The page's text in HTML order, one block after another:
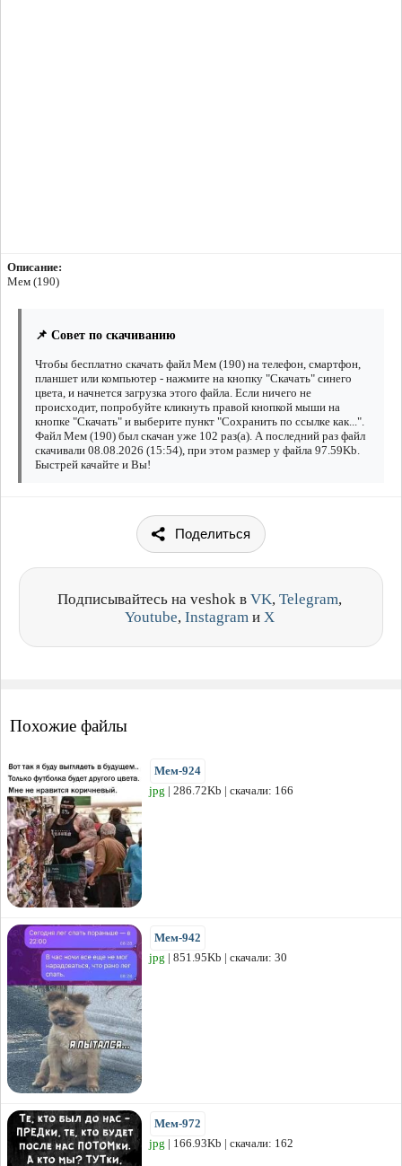
Описание:
Мем (190)
📌 Совет по скачиванию
Чтобы бесплатно скачать файл Мем (190) на телефон, смартфон,
планшет или компьютер - нажмите на кнопку "Скачать" синего
цвета, и начнется загрузка этого файла. Если ничего не
происходит, попробуйте кликнуть правой кнопкой мыши на
кнопке "Скачать" и выберите пункт "Сохранить по ссылке как...".
Файл Мем (190) был скачан уже 102 раз(а). А последний раз файл
скачивали 08.08.2026 (15:54), при этом размер у файла 97.59Kb.
Быстрей качайте и Вы!
Поделиться
Подписывайтесь на veshok в VK, Telegram,
Youtube, Instagram и X
Похожие файлы
Мем-924
jpg | 286.72Kb | скачали: 166
Мем-942
jpg | 851.95Kb | скачали: 30
Мем-972
jpg | 166.93Kb | скачали: 162